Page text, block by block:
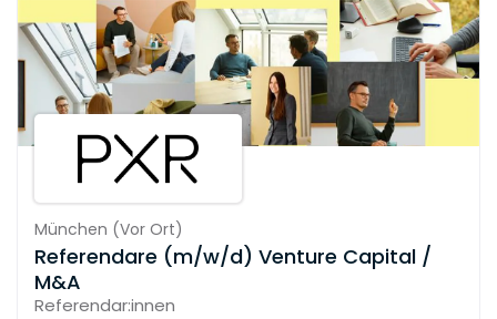
München (Vor Ort)
Referendare (m/w/d) Venture Capital /
M&A
Referendar:innen